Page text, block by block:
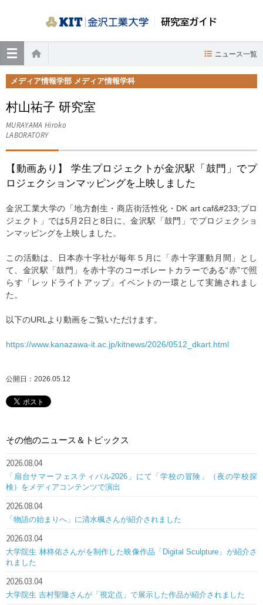
研究室ガイド
ホーム
ニュース一覧
メディア情報学部 メディア情報学科
村山祐子 研究室
MURAYAMA Hiroko
LABORATORY
【動画あり】 学生プロジェクトが金沢駅「鼓門」でプ
ロジェクションマッピングを上映しました
金沢工業大学の「地方創生・商店街活性化・DK art caf&#233;プロ
ジェクト」では5月2日と8日に、金沢駅「鼓門」でプロジェクショ
ンマッピングを上映しました。
この活動は、日本赤十字社が毎年５月に「赤十字運動月間」とし
て、金沢駅「鼓門」を赤十字のコーポレートカラーである“赤”で照
らす「レッドライトアップ」イベントの一環として実施されまし
た。
以下のURLより動画をご覧いただけます。
https://www.kanazawa-it.ac.jp/kitnews/2026/0512_dkart.html
公開日：2026.05.12
その他のニュース＆トピックス
2026.08.04
「扇台サマーフェスティバル2026」にて「学校の冒険」（夜の学校探
検）をメディアコンテンツで演出
2026.08.04
「物語の始まりへ」に清水楓さんが紹介されました
2026.03.04
大学院生 林柊佑さんがを制作した映像作品「Digital Sculpture」が紹介さ
れました
2026.03.04
大学院生 吉村聖隆さんが「視定点」で展示した作品が紹介されました